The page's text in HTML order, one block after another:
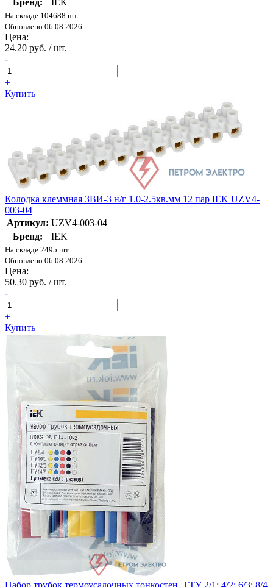
На складе 104688 шт.
Обновлено 06.08.2026
Цена:
24.20 руб. / шт.
-
+
Купить
Колодка клеммная ЗВИ-3 н/г 1.0-2.5кв.мм 12 пар IEK UZV4-
003-04
Артикул: UZV4-003-04
Бренд:
IEK
На складе 2495 шт.
Обновлено 06.08.2026
Цена:
50.30 руб. / шт.
-
+
Купить
Набор трубок термоусадочных тонкостен. ТТУ 2/1; 4/2; 6/3; 8/4